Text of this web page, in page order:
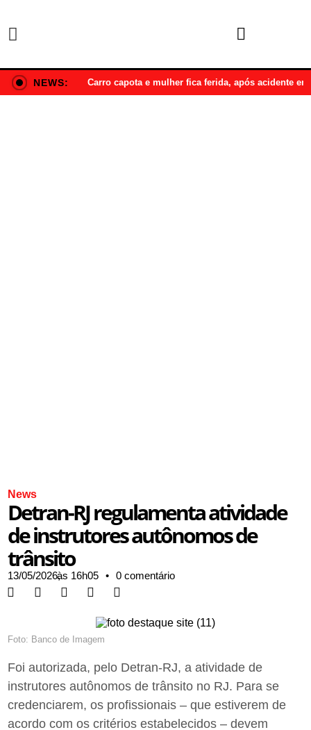
NEWS: Carro capota e mulher fica ferida, após acidente
News
Detran-RJ regulamenta atividade
de instrutores autônomos de
trânsito
13/05/2026,às 16h05 • 0 comentário
Foto: Banco de Imagem
Foi autorizada, pelo Detran-RJ, a atividade de
instrutores autônomos de trânsito no RJ. Para se
credenciarem, os profissionais – que estiverem de
acordo com os critérios estabelecidos – devem